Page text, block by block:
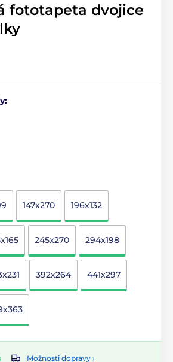
fototapeta dvojice
147x270 196x132
245x270 294x198
392x264 441x297
Možnosti dopravy ›